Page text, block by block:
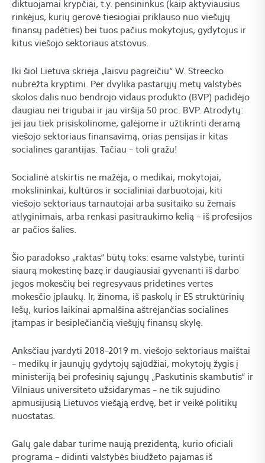
diktuojamai krypčiai, t.y. pensininkus (kaip aktyviausius
rinkėjus, kurių gerovė tiesiogiai priklauso nuo viešųjų
finansų padėties) bei tuos pačius mokytojus, gydytojus ir
kitus viešojo sektoriaus atstovus.
Iki šiol Lietuva skrieja „laisvu pagreičiu“ W. Streecko
nubrėžta kryptimi. Per dvylika pastarųjų metų valstybės
skolos dalis nuo bendrojo vidaus produkto (BVP) padidėjo
daugiau nei trigubai ir jau viršija 50 proc. BVP. Atrodytų:
jei jau tiek prisiskolinome, galėjome ir užtikrinti deramą
viešojo sektoriaus finansavimą, orias pensijas ir kitas
socialines garantijas. Tačiau – toli gražu!
Socialinė atskirtis ne mažėja, o medikai, mokytojai,
mokslininkai, kultūros ir socialiniai darbuotojai, kiti
viešojo sektoriaus tarnautojai arba susitaiko su žemais
atlyginimais, arba renkasi pasitraukimo kelią – iš profesijos
ar pačios šalies.
Šio paradokso „raktas“ būtų toks: esame valstybė, turinti
siaurą mokestinę bazę ir daugiausiai gyvenanti iš darbo
jėgos mokesčių bei regresyvaus pridėtinės vertės
mokesčio įplaukų. Ir, žinoma, iš paskolų ir ES struktūrinių
lėšų, kurios laikinai apmalšina aštrėjančias socialines
įtampas ir besiplečiančią viešųjų finansų skylę.
Anksčiau įvardyti 2018–2019 m. viešojo sektoriaus maištai
– medikų ir jaunųjų gydytojų sąjūdžiai, mokytojų žygis į
ministeriją bei profesinių sąjungų „Paskutinis skambutis“ ir
Vilniaus universiteto užsidarymas – ne tik sujudino
apmusijusią Lietuvos viešąją erdvę, bet ir veikė politikų
nuostatas.
Galų gale dabar turime naują prezidentą, kurio oficiali
programa – didinti valstybės biudžeto pajamas iš